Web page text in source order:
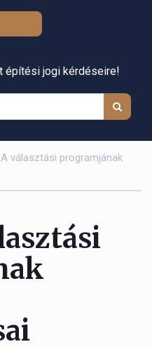
építési jogi kérdéseire!
választási programjának